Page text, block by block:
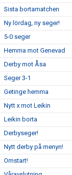
Sista bortamatchen
Ny lördag, ny seger!
5-0 seger
Hemma mot Genevad
Derby mot Åsa
Seger 3-1
Getinge hemma
Nytt x mot Leikin
Leikin borta
Derbyseger!
Nytt derby på menyn!
Omstart!